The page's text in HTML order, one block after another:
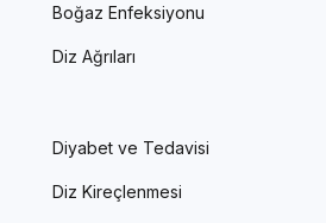
Boğaz Enfeksiyonu
Diz Ağrıları
Diyabet ve Tedavisi
Diz Kireçlenmesi